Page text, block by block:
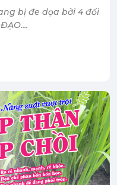
bị đe dọa bởi 4 đối